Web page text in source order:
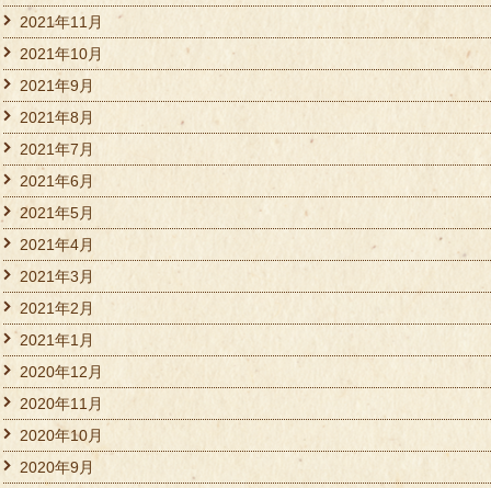
2021年11月
2021年10月
2021年9月
2021年8月
2021年7月
2021年6月
2021年5月
2021年4月
2021年3月
2021年2月
2021年1月
2020年12月
2020年11月
2020年10月
2020年9月